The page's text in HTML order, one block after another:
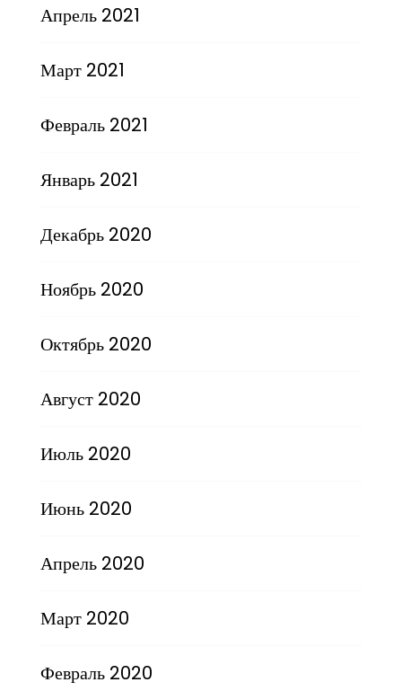
Апрель 2021
Март 2021
Февраль 2021
Январь 2021
Декабрь 2020
Ноябрь 2020
Октябрь 2020
Август 2020
Июль 2020
Июнь 2020
Апрель 2020
Март 2020
Февраль 2020